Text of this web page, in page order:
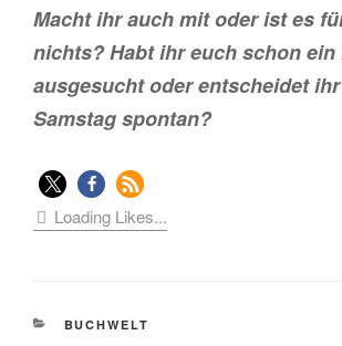
Macht ihr auch mit oder ist es
nichts? Habt ihr euch schon ein
ausgesucht oder entscheidet
Samstag spontan?
Loading Likes...
KATEGORIEN
BUCHWELT